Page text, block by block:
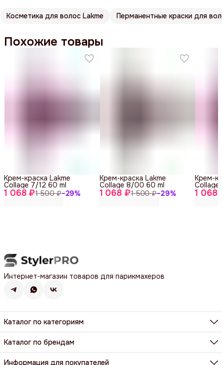
Косметика для волос Lakme Перманентные краски для
Похожие товары
1 068 ₽1 500 ₽−29%
Крем-краска Lakme
Collage 7/12 60 ml
1 068 ₽1 500 ₽−29%
Крем-краска Lakme
Collage 8/00 60 ml
1 068
Крем-
Интернет-магазин товаров для парикмахеров
Каталог по категориям
Фены, фен-щетки, аксессуары
Машинки, триммеры, шейверы
Щипцы, плойки, стайлеры
Парикмахерские ножницы и бритвы
Каталог по брендам
BaByliss Pro
Dewal
Информация для покупателей